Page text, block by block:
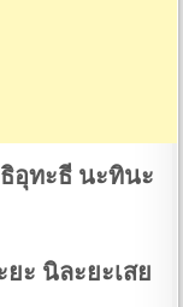
อุทะธี นะทินะ
ะ นิละยะเสย